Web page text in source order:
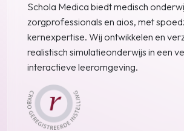
Schola Medica biedt medisch
zorgprofessionals en aios, met
kernexpertise. Wij ontwikkelen en
realistisch simulatieonderwijs in een
interactieve leeromgeving.